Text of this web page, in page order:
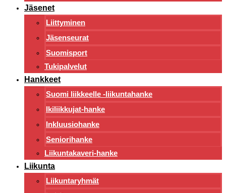
Jäsenet
Liittyminen
Jäsenseurat
Suomisport
Tukipalvelut
Hankkeet
Suomi liikkeelle -liikuntahanke
Ikiliikkujat-hanke
Inkluusiohanke
Seniorihanke
Liikuntakaveri-hanke
Liikunta
Liikuntaryhmät